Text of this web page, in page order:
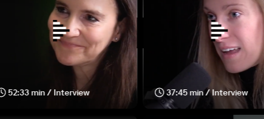
52:33 min / Interview 37:45 min / Interview